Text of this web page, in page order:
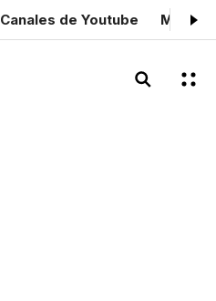
Canales de Youtube Mis